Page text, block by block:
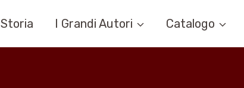
Storia I Grandi Autori Catalogo